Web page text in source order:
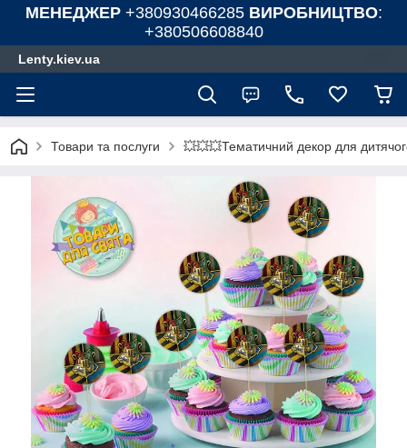
МЕНЕДЖЕР +380930466285 ВИРОБНИЦТВО:
+380506608840
Lenty.kiev.ua
Товари та послуги 💥💥💥Тематичний декор для